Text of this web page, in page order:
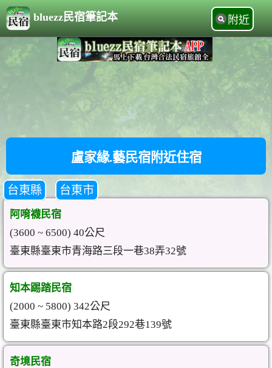
bluezz民宿筆記本 附近
盧家緣.藝民宿附近住宿
台東縣 台東市
阿唷襪民宿
(3600 ~ 6500) 40公尺
臺東縣臺東市青海路三段一巷38弄32號
知本踢踏民宿
(2000 ~ 5800) 342公尺
臺東縣臺東市知本路2段292巷139號
奇境民宿